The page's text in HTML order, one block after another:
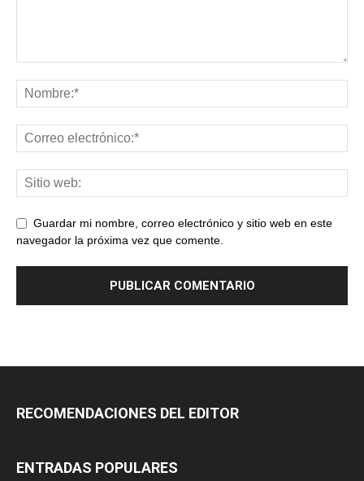
Guardar mi nombre, correo electrónico y sitio web en este
navegador la próxima vez que comente.
RECOMENDACIONES DEL EDITOR
ENTRADAS POPULARES